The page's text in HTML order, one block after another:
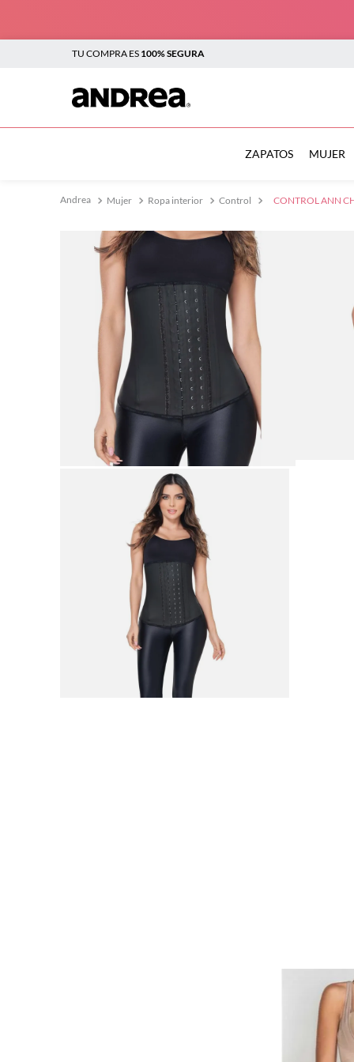
TU COMPRA ES 100% SEGURA
ZAPATOS MUJER
Mujer Ropa interior Control CONTROL ANN
TÉRMINOS MÁS BUSCADOS
tenis mujer
tenis hombre